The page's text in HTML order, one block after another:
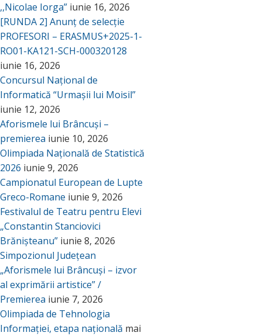
,,Nicolae Iorga” iunie 16, 2026
[RUNDA 2] Anunț de selecție
PROFESORI – ERASMUS+2025-1-
RO01-KA121-SCH-000320128
iunie 16, 2026
Concursul Național de
Informatică “Urmașii lui Moisil”
iunie 12, 2026
Aforismele lui Brâncuși –
premierea iunie 10, 2026
Olimpiada Națională de Statistică
2026 iunie 9, 2026
Campionatul European de Lupte
Greco-Romane iunie 9, 2026
Festivalul de Teatru pentru Elevi
„Constantin Stanciovici
Brănișteanu” iunie 8, 2026
Simpozionul Județean
„Aforismele lui Brâncuși – izvor
al exprimării artistice” /
Premierea iunie 7, 2026
Olimpiada de Tehnologia
Informației, etapa națională mai